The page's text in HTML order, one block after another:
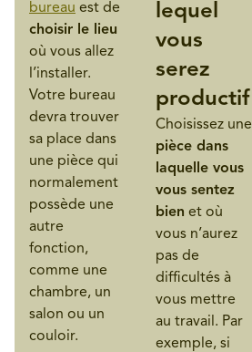
bureau est de
choisir le lieu
où vous allez
l’installer.
Votre bureau
devra trouver
sa place dans
une pièce qui
normalement
possède une
autre
fonction,
comme une
chambre, un
salon ou un
couloir.
lequel
vous
serez
productif
Choisissez une
pièce dans
laquelle vous
vous sentez
bien et où
vous n’aurez
pas de
difficultés à
vous mettre
au travail. Par
exemple, si